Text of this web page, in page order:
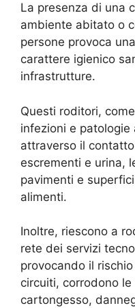
La presenza di una
ambiente abitato o
persone provoca
carattere igienico
infrastrutture.
Questi roditori,
infezioni e
attraverso il
escrementi e urina,
pavimenti e
alimenti.
Inoltre, riescono a
rete dei servizi
provocando il
circuiti, corrodono
cartongesso,